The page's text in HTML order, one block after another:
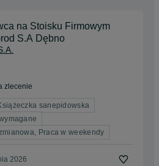
na Stoisku Firmowym
S.A Dębno
zlecenie
sanepidowska
Praca w weekendy
2026